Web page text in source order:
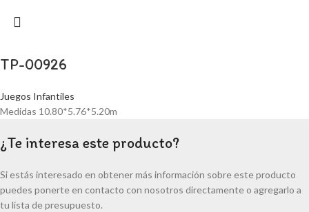
TP-00926
Juegos Infantiles
Medidas 10.80*5.76*5.20m
¿Te interesa este producto?
Si estás interesado en obtener más información sobre este producto
puedes ponerte en contacto con nosotros directamente o agregarlo a
tu lista de presupuesto.